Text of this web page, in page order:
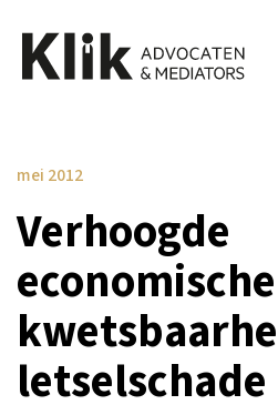
mei 2012
Verhoogde
economische
letselschade